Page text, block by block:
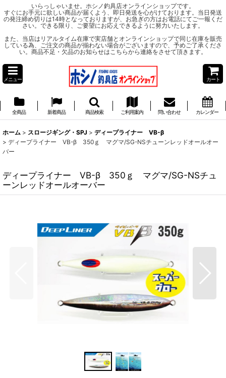
いらっしゃいませ。ホシノ釣具店オンラインショップです。
すぐにお手元に欲しい商品が届くよう、即日発送を心がけております。当日発送
の発注締め切りは14時となっておりますが、お急ぎの方はお電話にてご一報くだ
さい。できる限り、ご要望にお応えできるように努力いたします。
また、当店はリアルタイム在庫で実店舗とオンラインショップで同じ在庫を販売
している為、ご注文の商品が揃わない場合がございますので、予めご了承くださ
い。商品不足・欠品のお知らせはこちらから連絡をさせて頂きます。
メニュー カート
全商品 新着商品 商品検索 ご利用案内 問い合わせ カレンダー
ホーム > スロージギング・SPJ > ディープライナー VB-β
> ディープライナー VB-β 350ｇ マグマ/SG-NSチューンレッドオールオー
バー
ディープライナー VB-β 350ｇ マグマ/SG-NSチュ
ーンレッドオールオーバー